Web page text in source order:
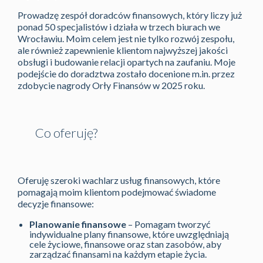
Prowadzę zespół doradców finansowych, który liczy już
ponad 50 specjalistów i działa w trzech biurach we
Wrocławiu. Moim celem jest nie tylko rozwój zespołu,
ale również zapewnienie klientom najwyższej jakości
obsługi i budowanie relacji opartych na zaufaniu. Moje
podejście do doradztwa zostało docenione m.in. przez
zdobycie nagrody Orły Finansów w 2025 roku.
Co oferuję?
Oferuję szeroki wachlarz usług finansowych, które
pomagają moim klientom podejmować świadome
decyzje finansowe:
Planowanie finansowe – Pomagam tworzyć
indywidualne plany finansowe, które uwzględniają
cele życiowe, finansowe oraz stan zasobów, aby
zarządzać finansami na każdym etapie życia.